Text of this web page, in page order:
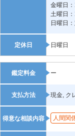
金曜日
土曜日
日曜日
定休日 日曜日
鑑定料金 ー
支払方法 現金, ク
得意な相談内容 人間関